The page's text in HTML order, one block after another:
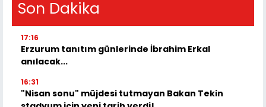
Son Dakika
17:16
Erzurum tanıtım günlerinde İbrahim Erkal
anılacak...
16:31
"Nisan sonu" müjdesi tutmayan Bakan Tekin